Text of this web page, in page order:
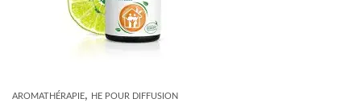
AROMATHÉRAPIE, HE POUR DIFFUSION